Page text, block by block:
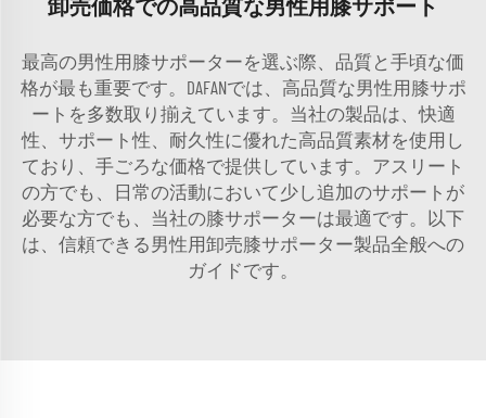
卸売価格での高品質な男性用膝サポート
最高の男性用膝サポーターを選ぶ際、品質と手頃な価
格が最も重要です。DAFANでは、高品質な男性用膝サポ
ートを多数取り揃えています。当社の製品は、快適
性、サポート性、耐久性に優れた高品質素材を使用し
ており、手ごろな価格で提供しています。アスリート
の方でも、日常の活動において少し追加のサポートが
必要な方でも、当社の膝サポーターは最適です。以下
は、信頼できる男性用卸売膝サポーター製品全般への
ガイドです。